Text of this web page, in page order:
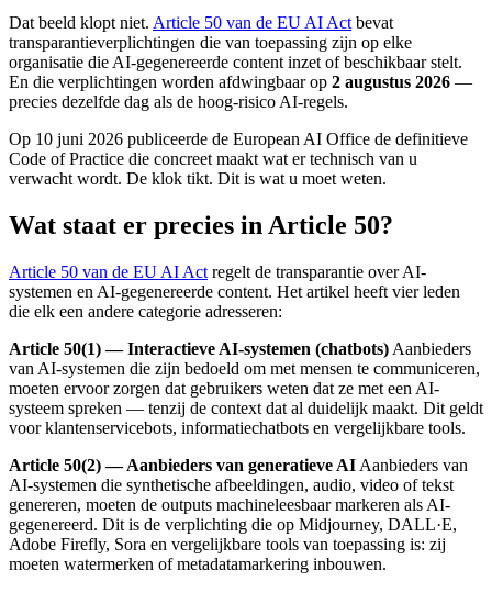
Dat beeld klopt niet. Article 50 van de EU AI Act bevat
transparantieverplichtingen die van toepassing zijn op elke
organisatie die AI-gegenereerde content inzet of beschikbaar stelt.
En die verplichtingen worden afdwingbaar op 2 augustus 2026 —
precies dezelfde dag als de hoog-risico AI-regels.
Op 10 juni 2026 publiceerde de European AI Office de definitieve
Code of Practice die concreet maakt wat er technisch van u
verwacht wordt. De klok tikt. Dit is wat u moet weten.
Wat staat er precies in Article 50?
Article 50 van de EU AI Act regelt de transparantie over AI-
systemen en AI-gegenereerde content. Het artikel heeft vier leden
die elk een andere categorie adresseren:
Article 50(1) — Interactieve AI-systemen (chatbots) Aanbieders
van AI-systemen die zijn bedoeld om met mensen te communiceren,
moeten ervoor zorgen dat gebruikers weten dat ze met een AI-
systeem spreken — tenzij de context dat al duidelijk maakt. Dit geldt
voor klantenservicebots, informatiechatbots en vergelijkbare tools.
Article 50(2) — Aanbieders van generatieve AI Aanbieders van
AI-systemen die synthetische afbeeldingen, audio, video of tekst
genereren, moeten de outputs machineleesbaar markeren als AI-
gegenereerd. Dit is de verplichting die op Midjourney, DALL·E,
Adobe Firefly, Sora en vergelijkbare tools van toepassing is: zij
moeten watermerken of metadatamarkering inbouwen.